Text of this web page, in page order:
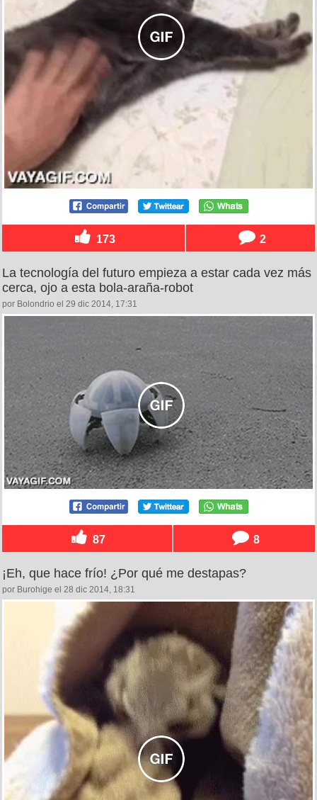
173 2
La tecnología del futuro empieza a estar cada vez más
cerca, ojo a esta bola-araña-robot
por Bolondrio el 29 dic 2014, 17:31
87 8
¡Eh, que hace frío! ¿Por qué me destapas?
por Burohige el 28 dic 2014, 18:31